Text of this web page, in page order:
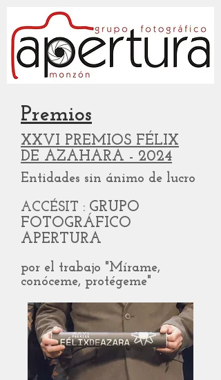
Premios
XXVI PREMIOS FÉLIX
DE AZAHARA - 2024
Entidades sin ánimo de lucro
ACCÉSIT : GRUPO
FOTOGRÁFICO
APERTURA
por el trabajo "Mírame,
conóceme, protégeme"